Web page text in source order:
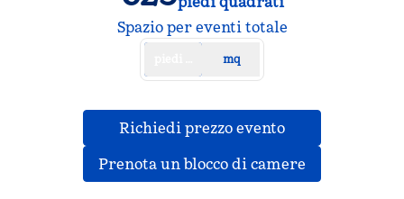
Piedi quadrati
Spazio per eventi totale
piedi quadratimq
Richiedi prezzo evento,
Prenota un blocco di camere